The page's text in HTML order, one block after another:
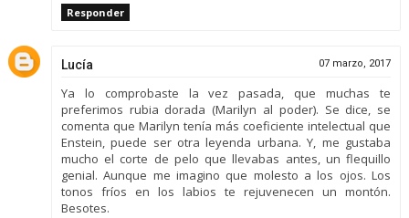
Responder
Lucía 07 marzo, 2017
Ya lo comprobaste la vez pasada, que muchas te
preferimos rubia dorada (Marilyn al poder). Se dice, se
comenta que Marilyn tenía más coeficiente intelectual que
Enstein, puede ser otra leyenda urbana. Y, me gustaba
mucho el corte de pelo que llevabas antes, un flequillo
genial. Aunque me imagino que molesto a los ojos. Los
tonos fríos en los labios te rejuvenecen un montón.
Besotes.